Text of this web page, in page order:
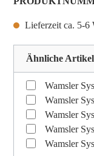
Lieferzeit ca. 5-6
Ähnliche Artikel
Wamsler
Wamsler
Wamsler
Wamsler
Wamsler